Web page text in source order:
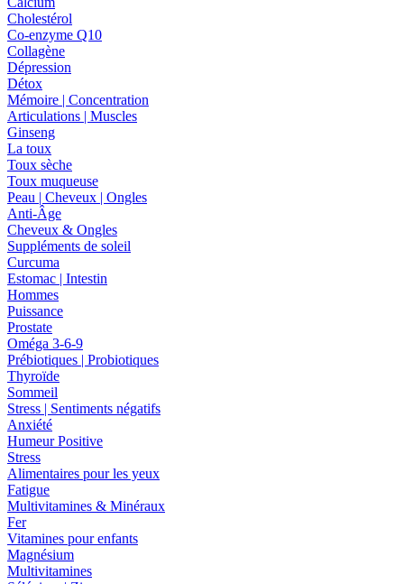
Cholestérol
Co-enzyme Q10
Collagène
Dépression
Détox
Mémoire | Concentration
Articulations | Muscles
Ginseng
La toux
Toux sèche
Toux muqueuse
Peau | Cheveux | Ongles
Anti-Âge
Cheveux & Ongles
Suppléments de soleil
Curcuma
Estomac | Intestin
Hommes
Puissance
Prostate
Oméga 3-6-9
Prébiotiques | Probiotiques
Thyroïde
Sommeil
Stress | Sentiments négatifs
Anxiété
Humeur Positive
Stress
Alimentaires pour les yeux
Fatigue
Multivitamines & Minéraux
Fer
Vitamines pour enfants
Magnésium
Multivitamines